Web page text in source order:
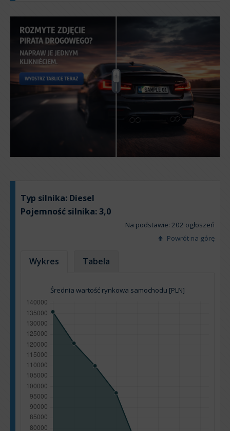
Typ silnika: Diesel
Pojemność silnika:3,0
Na podstawie: 202 ogłoszeń
Powrót na górę
Wykres Tabela
Średnia wartość rynkowa samochodu [PLN]